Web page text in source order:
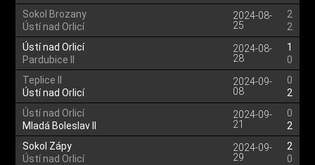
Sokol Brozany
Ústí nad Orlicí
2024-08-
25
2
2
Ústí nad Orlicí
Pardubice II
2024-08-
28
1
0
Teplice II
Ústí nad Orlicí
2024-09-
08
0
2
Ústí nad Orlicí
Mladá Boleslav II
2024-09-
21
0
2
Sokol Zápy
Ústí nad Orlicí
2024-09-
29
2
0